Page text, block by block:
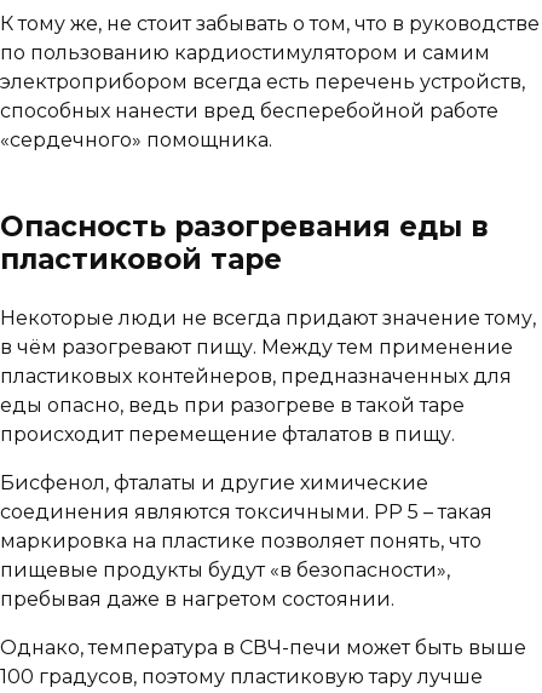
К тому же, не стоит забывать о том, что в руководстве
по пользованию кардиостимулятором и самим
электроприбором всегда есть перечень устройств,
способных нанести вред бесперебойной работе
«сердечного» помощника.
Опасность разогревания еды в
пластиковой таре
Некоторые люди не всегда придают значение тому,
в чём разогревают пищу. Между тем применение
пластиковых контейнеров, предназначенных для
еды опасно, ведь при разогреве в такой таре
происходит перемещение фталатов в пищу.
Бисфенол, фталаты и другие химические
соединения являются токсичными. PP 5 – такая
маркировка на пластике позволяет понять, что
пищевые продукты будут «в безопасности»,
пребывая даже в нагретом состоянии.
Однако, температура в СВЧ-печи может быть выше
100 градусов, поэтому пластиковую тару лучше